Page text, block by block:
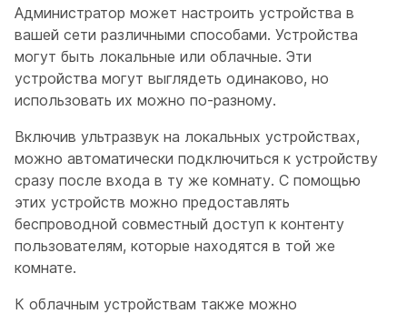
Администратор может настроить устройства в
вашей сети различными способами. Устройства
могут быть локальные или облачные. Эти
устройства могут выглядеть одинаково, но
использовать их можно по-разному.
Включив ультразвук на локальных устройствах,
можно автоматически подключиться к устройству
сразу после входа в ту же комнату. С помощью
этих устройств можно предоставлять
беспроводной совместный доступ к контенту
пользователям, которые находятся в той же
комнате.
К облачным устройствам также можно